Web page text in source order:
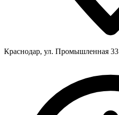
Краснодар, ул. Промышленная 33